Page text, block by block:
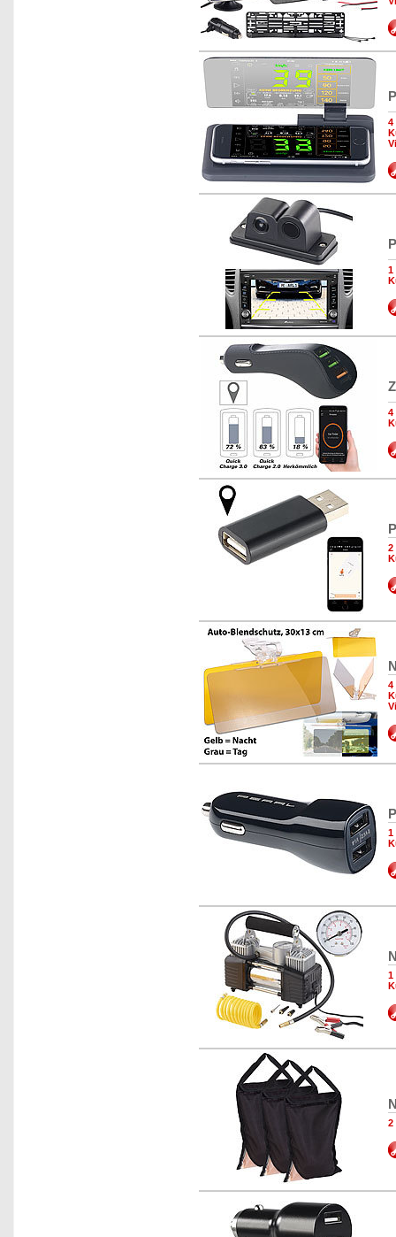
4
1
4
2
4
1
1
2